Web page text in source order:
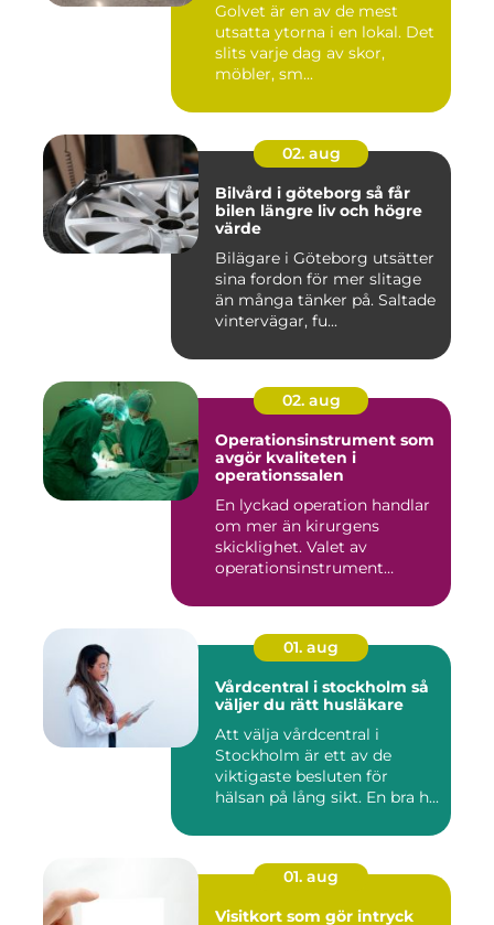
Golvet är en av de mest
utsatta ytorna i en lokal. Det
slits varje dag av skor,
möbler, sm...
02. aug
Bilvård i göteborg så får
bilen längre liv och högre
värde
Bilägare i Göteborg utsätter
sina fordon för mer slitage
än många tänker på. Saltade
vintervägar, fu...
02. aug
Operationsinstrument som
avgör kvaliteten i
operationssalen
En lyckad operation handlar
om mer än kirurgens
skicklighet. Valet av
operationsinstrument
01. aug
Vårdcentral i stockholm så
väljer du rätt husläkare
Att välja vårdcentral i
Stockholm är ett av de
viktigaste besluten för
hälsan på lång sikt. En bra h...
01. aug
Visitkort som gör intryck